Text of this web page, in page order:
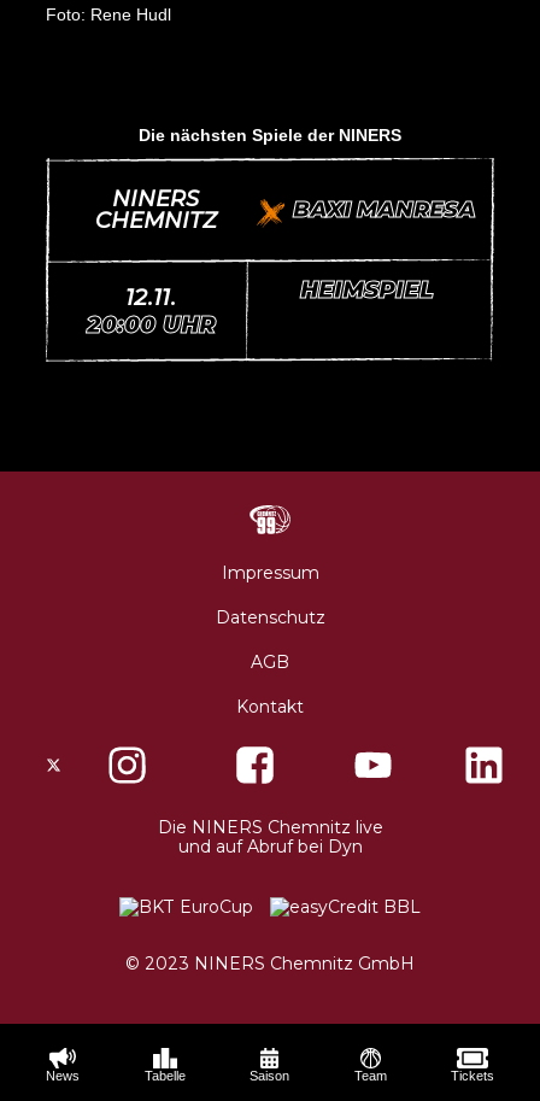
News Tabelle Saison Team Tickets
Foto: Rene Hudl
Die nächsten Spiele der NINERS
NINERS
CHEMNITZ vs.
BAXI MANRESA
HEIMSPIEL
12.11.
20:00 UHR
Impressum
Datenschutz
AGB
Kontakt
Instagram
Die NINERS Chemnitz live
und auf Abruf bei Dyn
© 2023 NINERS Chemnitz GmbH